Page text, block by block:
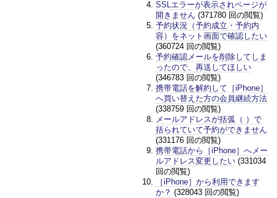
SSLエラーが表示されページが
開きません (371780 回の閲覧)
予約状況（予約成立・予約内
容）をネット画面で確認したい
(360724 回の閲覧)
予約確認メールを削除してしま
ったので、再送してほしい
(346783 回の閲覧)
携帯電話を解約して［iPhone］
へ買い替えた方の会員継続方法
(338759 回の閲覧)
メールアドレスが括弧（ ）で
括られていて予約ができません
(331176 回の閲覧)
携帯電話から［iPhone］へメー
ルアドレス変更したい (331034
回の閲覧)
［iPhone］から利用できます
か？ (328043 回の閲覧)